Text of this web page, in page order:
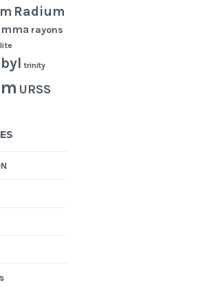
Radium
rayons
trinity
URSS